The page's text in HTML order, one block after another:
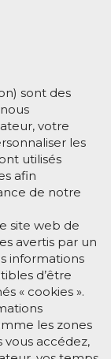
sont des
votre
les
utilisés
afin
de notre
site web de
avertis par un
informations
d’être
« cookies ».
les zones
vous accédez,